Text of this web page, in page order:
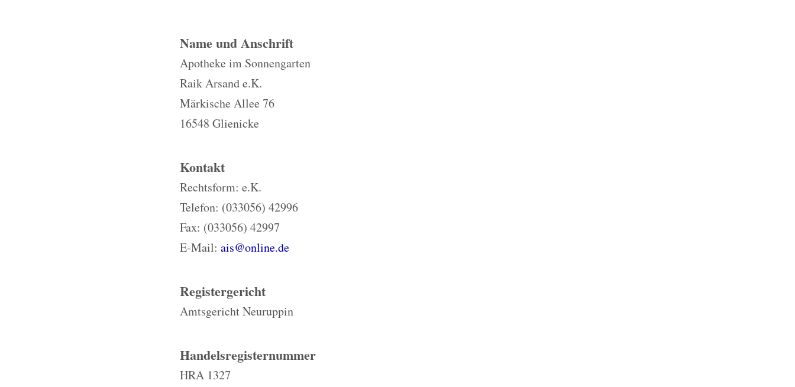
Name und Anschrift
Apotheke im Sonnengarten
Raik Arsand e.K.
Märkische Allee 76
16548 Glienicke
Kontakt
Rechtsform: e.K.
Telefon: (033056) 42996
Fax: (033056) 42997
E-Mail: ais@online.de
Registergericht
Amtsgericht Neuruppin
Handelsregisternummer
HRA 1327